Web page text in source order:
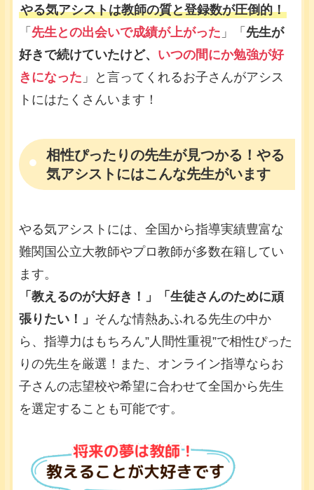
やる気アシストは教師の質と登録数が圧倒的！
「 先生との出会いで成績が上がった 」「 先生が
好きで続けていたけど、 いつの間にか勉強が好
きになった 」と言ってくれるお子さんがアシス
トにはたくさんいます！
相性ぴったりの先生が見つかる！やる
気アシストにはこんな先生がいます
やる気アシストには、全国から指導実績豊富な
難関国公立大教師やプロ教師が多数在籍してい
ます。
「教えるのが大好き！」「生徒さんのために頑
張りたい！」 そんな情熱あふれる先生の中か
ら、指導力はもちろん”人間性重視”で相性ぴった
りの先生を厳選！また、オンライン指導ならお
子さんの志望校や希望に合わせて全国から先生
を選定することも可能です。